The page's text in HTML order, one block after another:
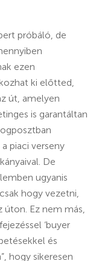
próbáló, de
ezen
ki előtted,
út, amelyen
is garantáltan
piaci verseny
De
ugyanis
hogy vezetni,
Ez nem más,
‘buyer
és
hogy sikeresen